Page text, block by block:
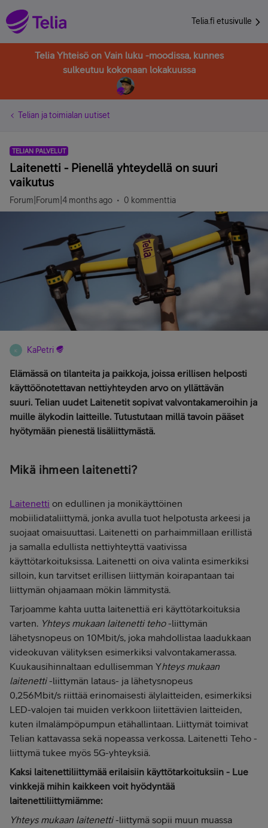
Telia.fi etusivulle
Telia Yhteisö on Vain luku -moodissa, kunnes
sulkeutuu kokonaan lokakuussa
Telian ja toimialan uutiset
TELIAN PALVELUT
Laitenetti - Pienellä yhteydellä on suuri
vaikutus
Forum|Forum|4 months ago 0 kommenttia
K KaPetri
Elämässä on tilanteita ja paikkoja, joissa erillisen helposti
käyttöönotettavan nettiyhteyden arvo on yllättävän
suuri. Telian uudet Laitenetit sopivat valvontakameroihin ja
muille älykodin laitteille. Tutustutaan millä tavoin pääset
hyötymään pienestä lisäliittymästä.
Mikä ihmeen laitenetti?
Laitenetti on edullinen ja monikäyttöinen
mobiilidataliittymä, jonka avulla tuot helpotusta arkeesi ja
suojaat omaisuuttasi. Laitenetti on parhaimmillaan erillistä
ja samalla edullista nettiyhteyttä vaativissa
käyttötarkoituksissa. Laitenetti on oiva valinta esimerkiksi
silloin, kun tarvitset erillisen liittymän koirapantaan tai
liittymän ohjaamaan mökin lämmitystä.
Tarjoamme kahta uutta laitenettiä eri käyttötarkoituksia
varten. Yhteys mukaan laitenetti teho-liittymän
lähetysnopeus on 10Mbit/s, joka mahdollistaa laadukkaan
videokuvan välityksen esimerkiksi valvontakamerassa.
Kuukausihinnaltaan edullisemman Yhteys mukaan
laitenetti-liittymän lataus- ja lähetysnopeus
0,256Mbit/s riittää erinomaisesti älylaitteiden, esimerkiksi
LED-valojen tai muiden verkkoon liitettävien laitteiden,
kuten ilmalämpöpumpun etähallintaan. Liittymät toimivat
Telian kattavassa sekä nopeassa verkossa. Laitenetti Teho -
liittymä tukee myös 5G-yhteyksiä.
Kaksi laitenettiliittymää erilaisiin käyttötarkoituksiin - Lue
vinkkejä mihin kaikkeen voit hyödyntää
laitenettiliittymiämme:
Yhteys mukaan laitenetti-liittymä sopii muun muassa